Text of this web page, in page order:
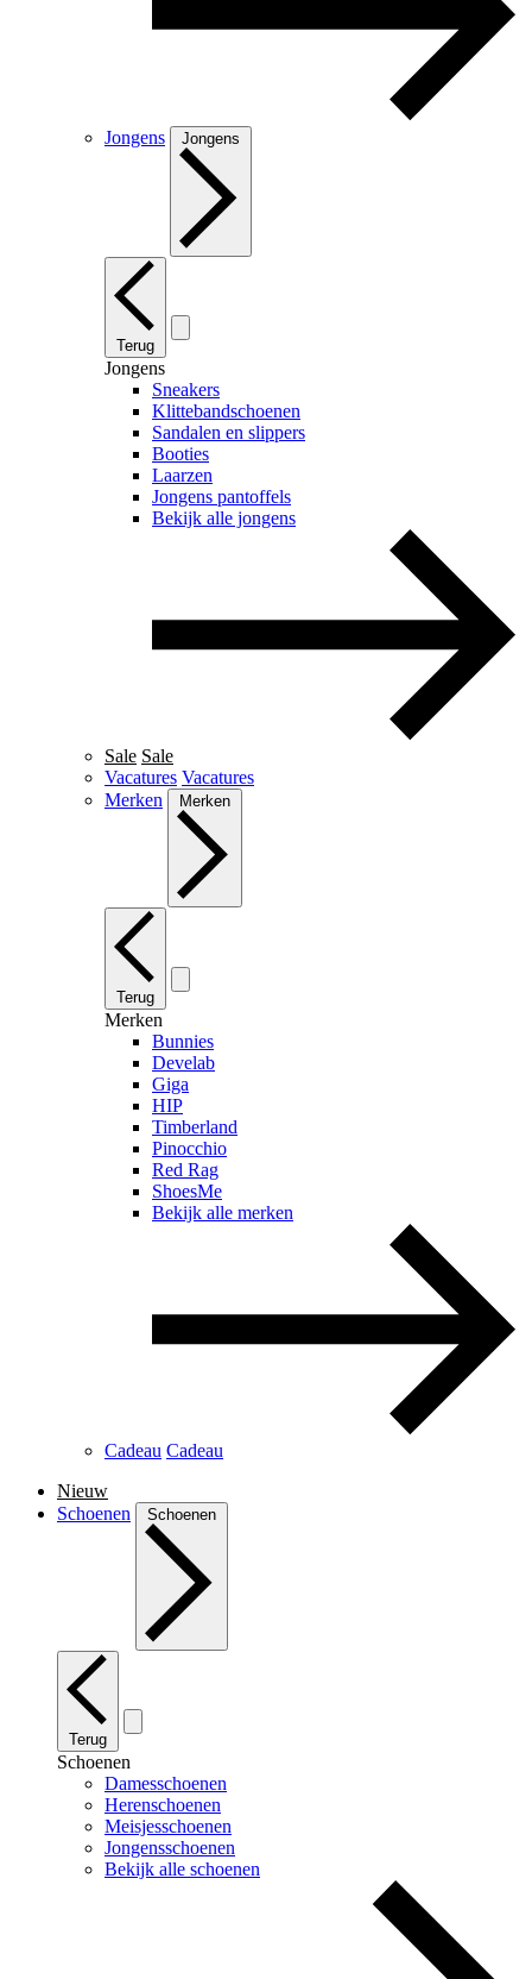
Jongens Jongens
Terug
Jongens
Sneakers
Klittebandschoenen
Sandalen en slippers
Booties
Laarzen
Jongens pantoffels
Bekijk alle jongens
Sale Sale
Vacatures Vacatures
Merken
Merken
Terug
Merken
Bunnies
Develab
Giga
HIP
Timberland
Pinocchio
Red Rag
ShoesMe
Bekijk alle merken
Cadeau Cadeau
Nieuw
Schoenen
Schoenen
Terug
Schoenen
Damesschoenen
Herenschoenen
Meisjesschoenen
Jongensschoenen
Bekijk alle schoenen